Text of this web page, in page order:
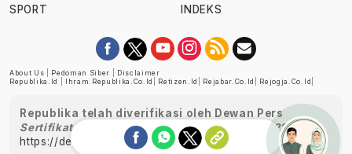
SPORT
INDEKS
About Us Pedoman Siber
Disclaimer
Republika.id
Ihram.republika.co.id Retizen.id Rejabar.co.id Rejogja.co.id
Republika telah diverifikasi oleh Dewan Pers
Sertifikat Nomor 1058/DP-Verifikasi/K/XII/2022
https://dewanpers.or.id/data/perusahaanpers